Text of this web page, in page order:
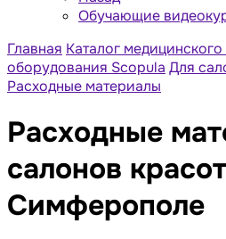
Обучающие
Главная Каталог
оборудования Scopula Для
Расходные материалы
Расходные
салонов
Симферополе